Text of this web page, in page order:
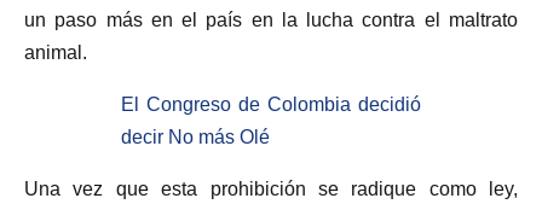
un paso más en el país en la lucha contra el maltrato
animal.
El Congreso de Colombia decidió
decir No más Olé
Una vez que esta prohibición se radique como ley,